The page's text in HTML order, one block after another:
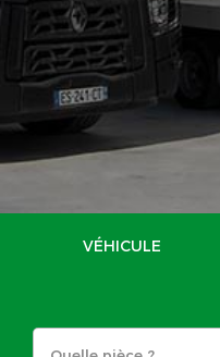
VÉHICULE